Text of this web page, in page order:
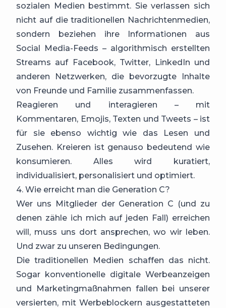
sozialen Medien bestimmt. Sie verlassen sich
nicht auf die traditionellen Nachrichtenmedien,
sondern beziehen ihre Informationen aus
Social Media-Feeds – algorithmisch erstellten
Streams auf Facebook, Twitter, LinkedIn und
anderen Netzwerken, die bevorzugte Inhalte
von Freunde und Familie zusammenfassen.
Reagieren und interagieren – mit
Kommentaren, Emojis, Texten und Tweets – ist
für sie ebenso wichtig wie das Lesen und
Zusehen. Kreieren ist genauso bedeutend wie
konsumieren. Alles wird kuratiert,
individualisiert, personalisiert und optimiert.
4. Wie erreicht man die Generation C?
Wer uns Mitglieder der Generation C (und zu
denen zähle ich mich auf jeden Fall) erreichen
will, muss uns dort ansprechen, wo wir leben.
Und zwar zu unseren Bedingungen.
Die traditionellen Medien schaffen das nicht.
Sogar konventionelle digitale Werbeanzeigen
und Marketingmaßnahmen fallen bei unserer
versierten, mit Werbeblockern ausgestatteten